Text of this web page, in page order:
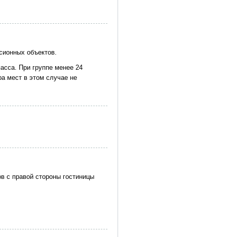
объектов.
При группе менее 24
мест в этом случае не
с правой стороны гостиницы